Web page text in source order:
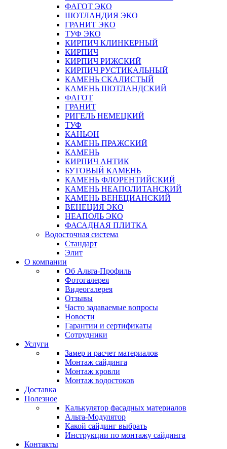
ФАГОТ ЭКО
ШОТЛАНДИЯ ЭКО
ГРАНИТ ЭКО
ТУФ ЭКО
КИРПИЧ КЛИНКЕРНЫЙ
КИРПИЧ
КИРПИЧ РИЖСКИЙ
КИРПИЧ РУСТИКАЛЬНЫЙ
КАМЕНЬ СКАЛИСТЫЙ
КАМЕНЬ ШОТЛАНДСКИЙ
ФАГОТ
ГРАНИТ
РИГЕЛЬ НЕМЕЦКИЙ
ТУФ
КАНЬОН
КАМЕНЬ ПРАЖСКИЙ
КАМЕНЬ
КИРПИЧ АНТИК
БУТОВЫЙ КАМЕНЬ
КАМЕНЬ ФЛОРЕНТИЙСКИЙ
КАМЕНЬ НЕАПОЛИТАНСКИЙ
КАМЕНЬ ВЕНЕЦИАНСКИЙ
ВЕНЕЦИЯ ЭКО
НЕАПОЛЬ ЭКО
ФАСАДНАЯ ПЛИТКА
Водосточная система
Стандарт
Элит
О компании
Об Альта-Профиль
Фотогалерея
Видеогалерея
Отзывы
Часто задаваемые вопросы
Новости
Гарантии и сертификаты
Сотрудники
Услуги
Замер и расчет материалов
Монтаж сайдинга
Монтаж кровли
Монтаж водостоков
Доставка
Полезное
Калькулятор фасадных материалов
Альта-Модулятор
Какой сайдинг выбрать
Инструкции по монтажу сайдинга
Контакты